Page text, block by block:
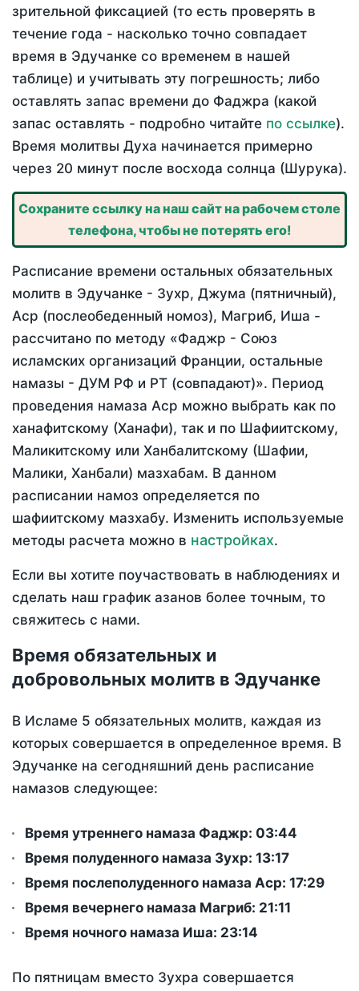
зрительной фиксацией (то есть проверять в
течение года - насколько точно совпадает
время в Эдучанке со временем в нашей
таблице) и учитывать эту погрешность; либо
оставлять запас времени до Фаджра (какой
запас оставлять - подробно читайте по ссылке).
Время молитвы Духа начинается примерно
через 20 минут после восхода солнца (Шурука).
Сохраните ссылку на наш сайт на рабочем столе
телефона, чтобы не потерять его!
Расписание времени остальных обязательных
молитв в Эдучанке - Зухр, Джума (пятничный),
Аср (послеобеденный номоз), Магриб, Иша -
рассчитано по методу «Фаджр - Союз
исламских организаций Франции, остальные
намазы - ДУМ РФ и РТ (совпадают)». Период
проведения намаза Аср можно выбрать как по
ханафитскому (Ханафи), так и по Шафиитскому,
Маликитскому или Ханбалитскому (Шафии,
Малики, Ханбали) мазхабам. В данном
расписании намоз определяется по
шафиитскому мазхабу. Изменить используемые
методы расчета можно в настройках.
Если вы хотите поучаствовать в наблюдениях и
сделать наш график азанов более точным, то
свяжитесь с нами.
Время обязательных и
добровольных молитв в Эдучанке
В Исламе 5 обязательных молитв, каждая из
которых совершается в определенное время. В
Эдучанке на сегодняшний день расписание
намазов следующее:
Время утреннего намаза Фаджр: 03:44
Время полуденного намаза Зухр: 13:17
Время послеполуденного намаза Аср: 17:29
Время вечернего намаза Магриб: 21:11
Время ночного намаза Иша: 23:14
По пятницам вместо Зухра совершается